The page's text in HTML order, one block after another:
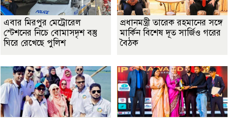
এবার মিরপুর মেট্রোরেল
স্টেশনের নিচে বোমাসদৃশ বস্তু
ঘিরে রেখেছে পুলিশ
প্রধানমন্ত্রী তারেক রহমানের সঙ্গে
মার্কিন বিশেষ দূত সার্জিও গরের
বৈঠক